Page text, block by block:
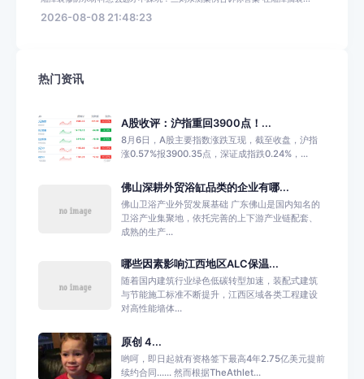
2026-08-08 21:48:23
热门资讯
A股收评：沪指重回3900点！...
8月6日，A股主要指数涨跌互现，截至收盘，沪指
涨0.57%报3900.35点，深证成指跌0.24%，...
佛山深耕外贸浴缸品类的企业有哪...
佛山卫浴产业外贸发展基础 广东佛山是国内知名的
卫浴产业集聚地，依托完善的上下游产业链配套、
成熟的生产...
哪些因素影响江西地区ALC保温...
随着国内建筑行业绿色低碳转型加速，装配式建筑
与节能施工标准不断提升，江西区域各类工程建设
对高性能墙体...
原创 4...
哟呵，即日起就有资格签下最高4年2.75亿美元提前
续约合同...... 然而根据TheAthlet...